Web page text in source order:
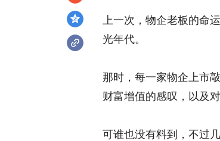
上一次，物企老板的命
光年代。
那时，每一家物企上市
财富增值的感叹，以及
可谁也没有料到，不过